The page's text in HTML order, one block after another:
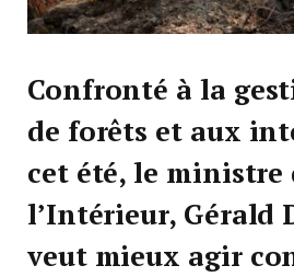
Confronté à la
de forêts et aux
cet été, le ministre
l’Intérieur, Gérald
veut mieux agir